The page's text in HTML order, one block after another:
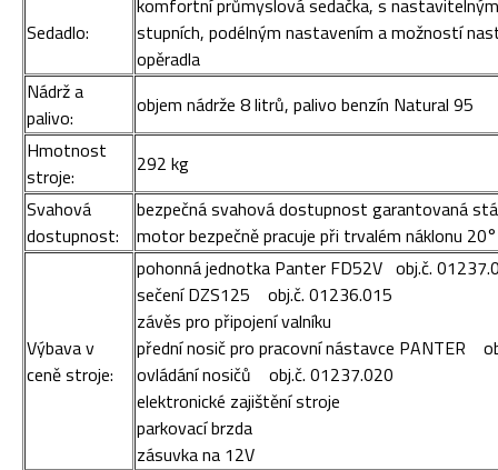
Sedadlo:
komfortní průmyslová sedačka, s
stupních, podélným nastavením a možností
opěradla
Nádrž a
palivo:
objem nádrže 8 litrů, palivo benzín Natural 95
Hmotnost
stroje:
292 kg
Svahová
dostupnost:
bezpečná svahová dostupnost garantovaná
motor bezpečně pracuje při trvalém náklonu 20°
Výbava v
ceně stroje:
pohonná jednotka Panter FD52V obj.č.
sečení DZS125 obj.č. 01236.015
závěs pro připojení valníku
přední nosič pro pracovní nástavce PANTER
ovládání nosičů obj.č. 01237.020
elektronické zajištění stroje
parkovací brzda
zásuvka na 12V